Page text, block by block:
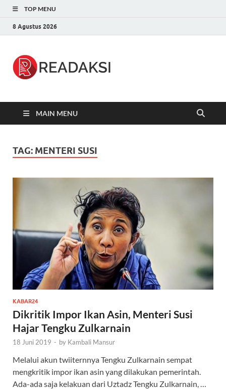
TOP MENU
8 Agustus 2026
MAIN MENU
TAG: MENTERI SUSI
KABAR24
Dikritik Impor Ikan Asin, Menteri Susi
Hajar Tengku Zulkarnain
18 Juni 2019 - by Kambali Mansur
Melalui akun twiiternnya Tengku Zulkarnain sempat
mengkritik impor ikan asin yang dilakukan pemerintah.
Ada-ada saja kelakuan dari Uztadz Tengku Zulkarnain, …